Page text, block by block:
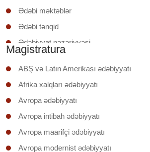
Ədəbi məktəblər
Ədəbi tənqid
Ədəbiyyat nəzəriyyəsi
Ədəbiyyatşünaslığa giriş
Əruzun nəzəri əsasları
İxtisas (regionunun) ölkəsinin ədəbiyyatı
Klassik şerin poetikası
Mətnin təhlili
Mətnlər üzrə iş
Magistratura
ABŞ və Latın Amerikası ədəbiyyatı
Afrika xalqları ədəbiyyatı
Avropa ədəbiyyatı
Avropa intibah ədəbiyyatı
Avropa maarifçi ədəbiyyatı
Avropa modernist ədəbiyyatı